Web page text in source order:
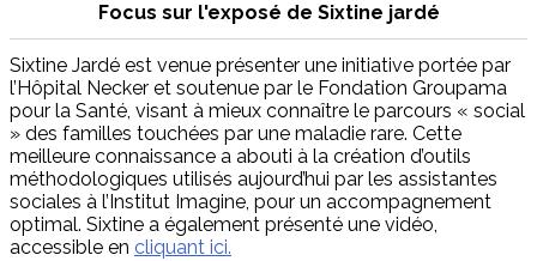
Focus sur l'exposé de Sixtine jardé
Sixtine Jardé est venue présenter une initiative portée par
l’Hôpital Necker et soutenue par le Fondation Groupama
pour la Santé, visant à mieux connaître le parcours « social
» des familles touchées par une maladie rare. Cette
meilleure connaissance a abouti à la création d’outils
méthodologiques utilisés aujourd’hui par les assistantes
sociales à l’Institut Imagine, pour un accompagnement
optimal. Sixtine a également présenté une vidéo,
accessible en cliquant ici.